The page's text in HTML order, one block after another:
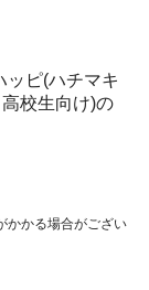
ッピ(ハチマキ
校生向け)の
かかる場合がござい